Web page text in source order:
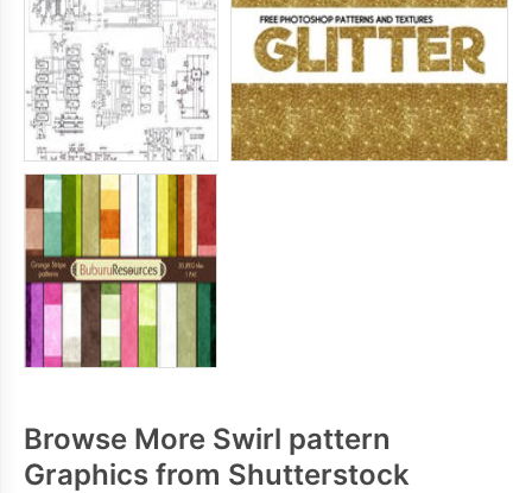
Browse More Swirl pattern
Graphics from Shutterstock